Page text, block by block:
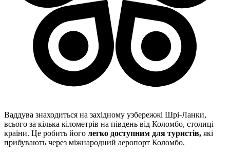
Ваддува знаходиться на західному узбережжі Шрі-Ланки,
всього за кілька кілометрів на південь від Коломбо, столиці
країни. Це робить його легко доступним для туристів, які
прибувають через міжнародний аеропорт Коломбо.